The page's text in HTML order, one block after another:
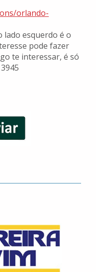
orlando-
lado esquerdo é o
pode fazer
te interessar, é só